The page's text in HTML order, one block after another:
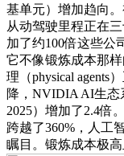
基单元）增加趋向
从动驾驶里程正在
加了约100倍这些公
它不像锻炼成本那
理（physical agents
降，NVIDIA AI生态
2025）增加了2.4倍
跨越了360%，人工
瞩目。锻炼成本极